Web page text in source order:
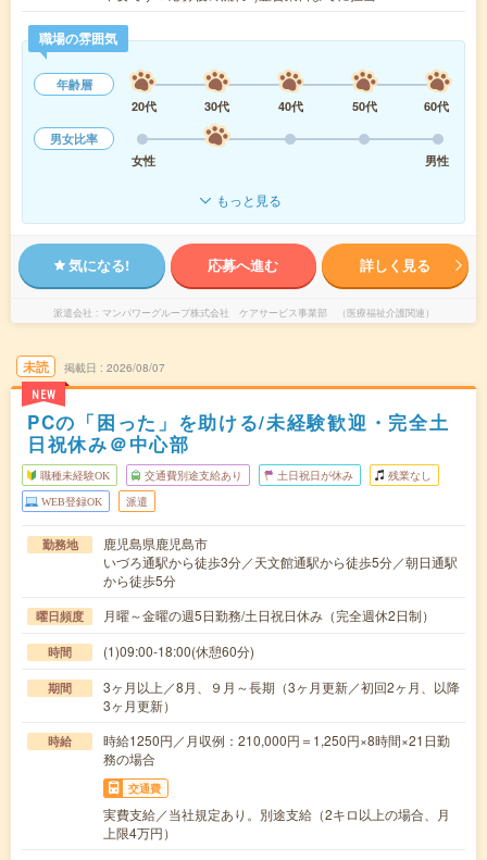
職場の雰囲気
年齢層
20代
30代 40代 50代
60代
男女比率
女性
男性
もっと見る
気になる! 応募へ進む 詳しく見る
派遣会社 マンパワーグループ株式会社 ケアサービス事業部 （医療福祉介護関連）
未読
NEW
掲載日 2026/08/07
PCの「困った」を助ける/未経験歓迎・完全土
日祝休み＠中心部
職種未経験OK 交通費別途支給あり 土日祝日が休み 残業なし
WEB登録OK 派遣
勤務地
鹿児島県鹿児島市
いづろ通駅から徒歩3分／天文館通駅から徒歩5分／朝日通駅
から徒歩5分
曜日頻度 月曜～金曜の週5日勤務/土日祝日休み（完全週休2日制）
時間 (1)09:00-18:00(休憩60分)
期間
3ヶ月以上／8月、９月～長期（3ヶ月更新／初回2ヶ月、以降
3ヶ月更新）
時給
時給1250円／月収例：210,000円＝1,250円×8時間×21日勤
務の場合
交通費
実費支給／当社規定あり。別途支給（2キロ以上の場合、月
上限4万円）